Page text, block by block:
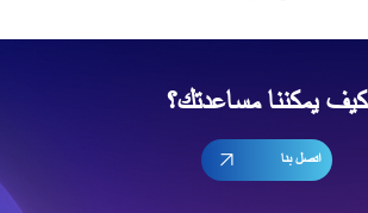
كيف يمكننا مساعدتك؟
اتصل بنا